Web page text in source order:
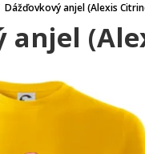
Dážďovkový anjel (Alexis
anjel